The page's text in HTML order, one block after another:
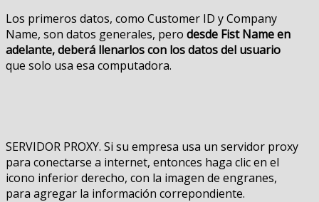
Los primeros datos, como Customer ID y Company
Name, son datos generales, pero desde Fist Name en
adelante, deberá llenarlos con los datos del usuario
que solo usa esa computadora.
SERVIDOR PROXY. Si su empresa usa un servidor proxy
para conectarse a internet, entonces haga clic en el
icono inferior derecho, con la imagen de engranes,
para agregar la información correpondiente.